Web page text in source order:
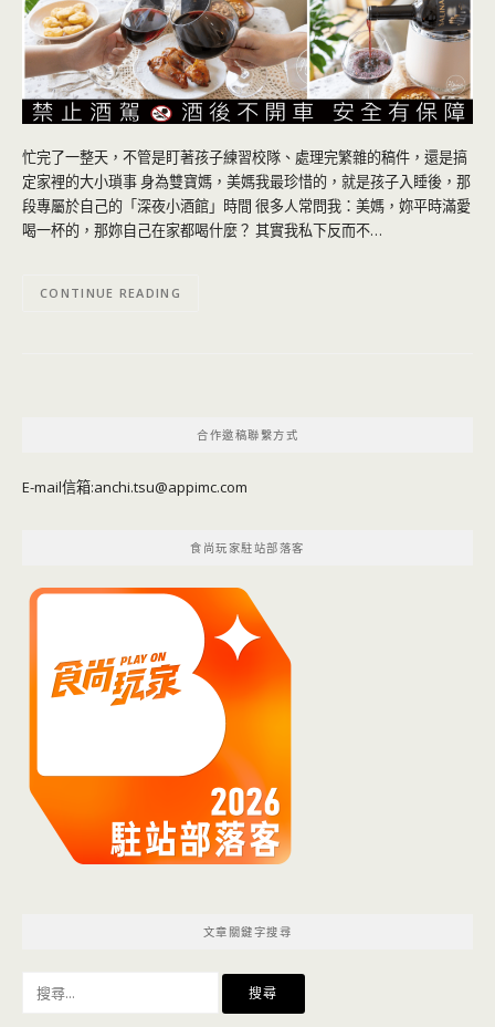
忙完了一整天，不管是盯著孩子練習校隊、處理完繁雜的稿件，還是搞
定家裡的大小瑣事 身為雙寶媽，美媽我最珍惜的，就是孩子入睡後，那
段專屬於自己的「深夜小酒館」時間 很多人常問我：美媽，妳平時滿愛
喝一杯的，那妳自己在家都喝什麼？ 其實我私下反而不…
CONTINUE READING
合作邀稿聯繫方式
E-mail信箱:anchi.tsu@appimc.com
食尚玩家駐站部落客
文章關鍵字搜尋